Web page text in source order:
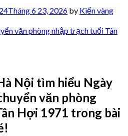
Tháng 6 23, 2026 by Kiến vàng
Nội tìm hiểu Ngày
văn phòng
Hợi 1971 trong bài